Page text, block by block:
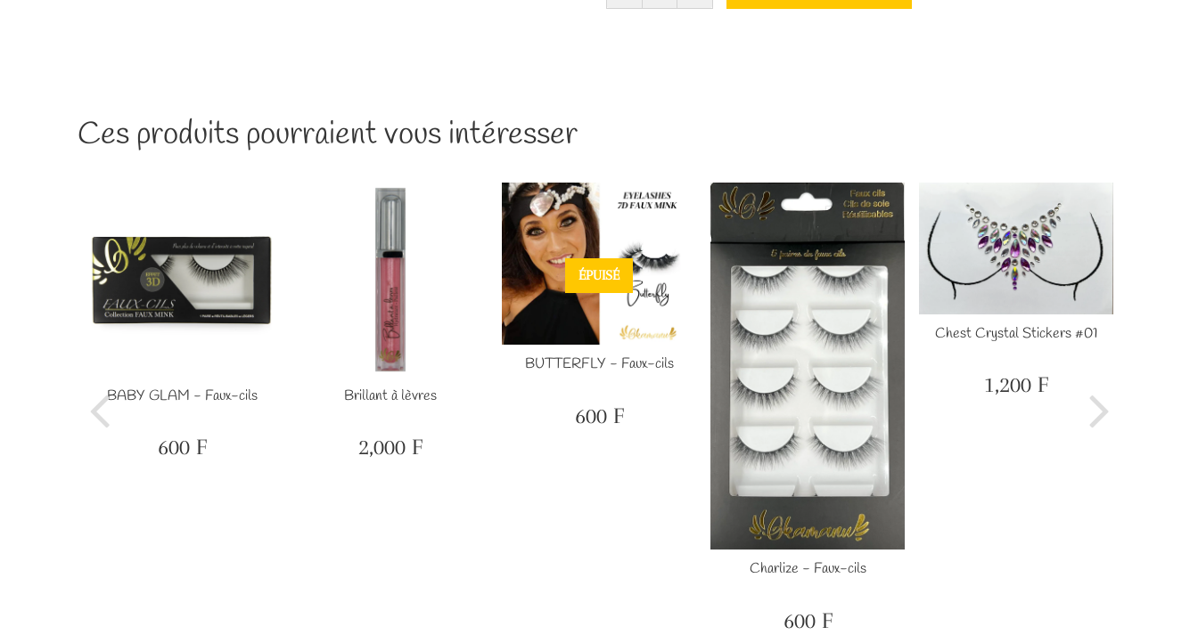
Ces produits pourraient vous intéresser
BABY GLAM - Faux-cils
Prix
600 F
Brillant à lèvres
Prix
2,000 F
ÉPUISÉ
BUTTERFLY - Faux-cils
Prix
600 F
Charlize - Faux-cils
Prix
600 F
Chest Crystal Stickers #01
Prix
1,200 F